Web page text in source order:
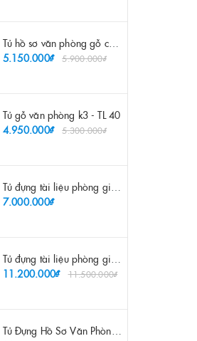
Tủ hồ sơ văn phòng gỗ công nghiệp - TL 52
5.150.000₫
5.900.000₫
Tủ gỗ văn phòng k3 - TL 40
4.950.000₫
5.300.000₫
7.000.000₫
11.200.000₫
11.500.000₫